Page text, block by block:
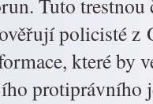
Tuto
policisté z
které by
protiprávního